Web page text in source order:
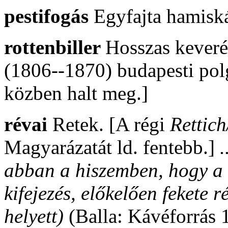
pestifogás Egyfajta
rottenbiller Hosszas
(1806--1870) budapesti
közben halt meg.]
révai Retek. [A régi
Magyarázatát ld. fentebb.]
abban a hiszemben, hogy
kifejezés, előkelően fekete
helyett) (Balla: Kávéforrás